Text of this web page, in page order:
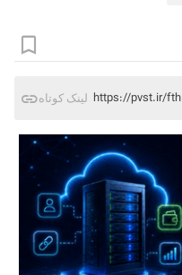
لینک کوتاه https://pvst.ir/fth